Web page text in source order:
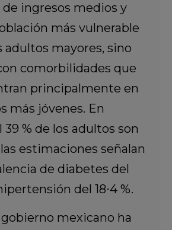
de ingresos medios y
más vulnerable
adultos mayores, sino
comorbilidades que
principalmente en
más jóvenes. En
39 % de los adultos son
estimaciones señalan
de diabetes del
del 18⋅4 %.
mexicano ha